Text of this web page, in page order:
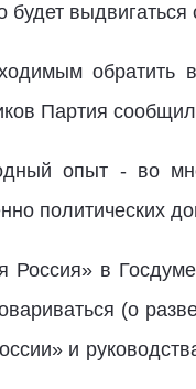
выдвигаться
Партия
опыт - во
политических
в
(о
и